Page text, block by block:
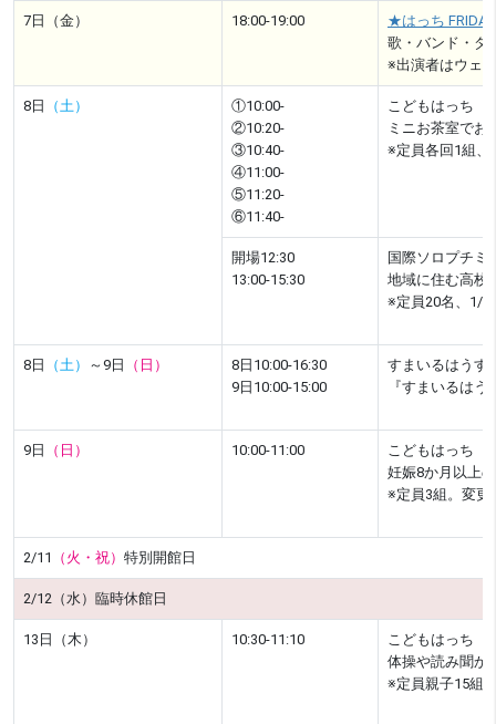
7日（金） 18:00-19:00
★はっち FRIDAY
歌・バンド・ダ
※出演者はウェ
8日 （土）
①10:00-
②10:20-
③10:40-
④11:00-
⑤11:20-
⑥11:40-
こどもはっち
ミニお茶室でお
※定員各回1組、
開場12:30
13:00-15:30
国際ソロプチ
地域に住む高校
※定員20名、1/
8日 （土） ～9日 （日）
8日10:00-16:30
9日10:00-15:00
すまいるはうす
『すまいるは
9日 （日） 10:00-11:00
こどもはっち
妊娠8か月以上
※定員3組。変更
2/11 （火・祝） 特別開館日
2/12（水）臨時休館日
13日（木） 10:30-11:10
こどもはっち
体操や読み聞か
※定員親子15組